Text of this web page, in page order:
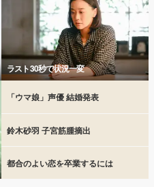
ラスト30秒で状況一変
「ウマ娘」声優 結婚発表
鈴木砂羽 子宮筋腫摘出
都合のよい恋を卒業するには